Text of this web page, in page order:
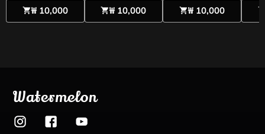
shopping_cart₩ 10,000 shopping_cart₩ 10,000 shopping_cart₩ 10,000
Watermelon